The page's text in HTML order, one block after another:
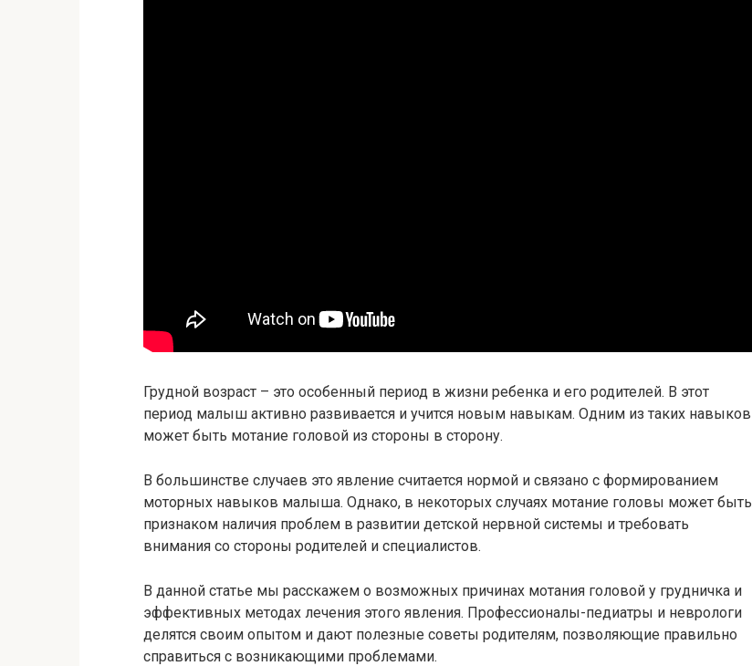
Грудной возраст – это особенный период в жизни ребенка и его родителей. В этот
период малыш активно развивается и учится новым навыкам. Одним из таких навыков
может быть мотание головой из стороны в сторону.
В большинстве случаев это явление считается нормой и связано с формированием
моторных навыков малыша. Однако, в некоторых случаях мотание головы может быть
признаком наличия проблем в развитии детской нервной системы и требовать
внимания со стороны родителей и специалистов.
В данной статье мы расскажем о возможных причинах мотания головой у грудничка и
эффективных методах лечения этого явления. Профессионалы-педиатры и неврологи
делятся своим опытом и дают полезные советы родителям, позволяющие правильно
справиться с возникающими проблемами.